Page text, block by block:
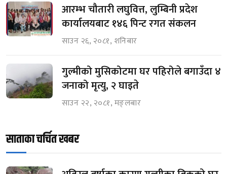
आरम्भ चौतारी लघुवित्त, लुम्बिनी प्रदेश
कार्यालयबाट १४६ पिन्ट रगत संकलन
साउन २६, २०८१, शनिबार
गुल्मीको मुसिकोटमा घर पहिरोले बगाउँदा ४
जनाको मृत्यु, २ घाइते
साउन २२, २०८१, मङ्लबार
साताका चर्चित खबर